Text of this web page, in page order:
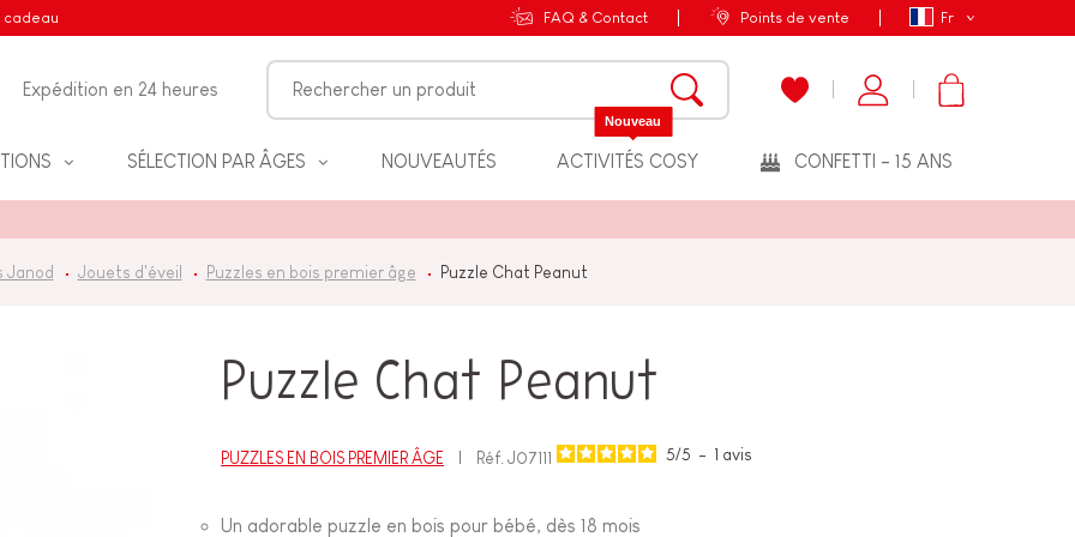
Fr
cadeau FAQ & Contact Points de vente
Expédition en 24 heures
SÉLECTION PAR ÂGES NOUVEAUTÉS ACTIVITÉS COSY
Nouveau
CONFETTI - 15 ANS
Janod Jouets d'éveil Puzzles en bois premier âge Puzzle Chat Peanut
Puzzle Chat Peanut
PUZZLES EN BOIS PREMIER ÂGE Réf. J07111 5/5 - 1 avis
Un adorable puzzle en bois pour bébé, dès 18 mois